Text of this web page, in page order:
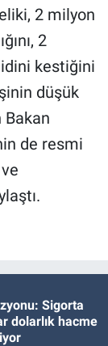
2 milyon
2
kestiğini
düşük
Bakan
de resmi
Sigorta
dolarlık hacme